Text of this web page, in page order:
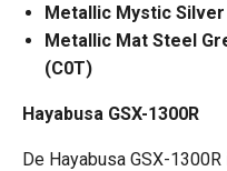
Metallic Mystic
Metallic Mat Steel
(C0T)
Hayabusa GSX-1300R
De Hayabusa GSX-